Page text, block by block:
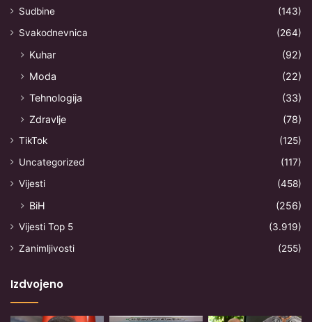
Sudbine
(143)
Svakodnevnica
(264)
Kuhar
(92)
Moda
(22)
Tehnologija
(33)
Zdravlje
(78)
TikTok
(125)
Uncategorized
(117)
Vijesti
(458)
BiH (256)
Vijesti Top 5
(3.919)
Zanimljivosti
(255)
Izdvojeno